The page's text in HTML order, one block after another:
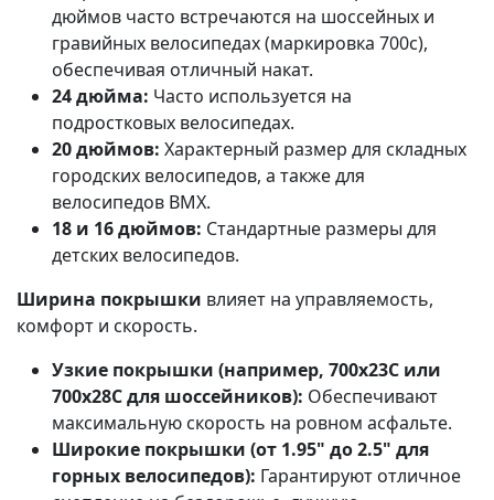
дюймов часто встречаются на шоссейных и
гравийных велосипедах (маркировка 700c),
обеспечивая отличный накат.
24 дюйма: Часто используется на
подростковых велосипедах.
20 дюймов: Характерный размер для складных
городских велосипедов, а также для
велосипедов BMX.
18 и 16 дюймов: Стандартные размеры для
детских велосипедов.
Ширина покрышки влияет на управляемость,
комфорт и скорость.
Узкие покрышки (например, 700x23C или
700x28C для шоссейников): Обеспечивают
максимальную скорость на ровном асфальте.
Широкие покрышки (от 1.95" до 2.5" для
горных велосипедов): Гарантируют отличное